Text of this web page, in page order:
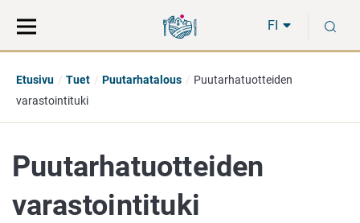
suoraan
sisältöön
koko
sivuston
FI
Etusivu Tuet Puutarhatalous
Puutarhatuotteiden
varastointituki
Puutarhatuotteiden
varastointituki